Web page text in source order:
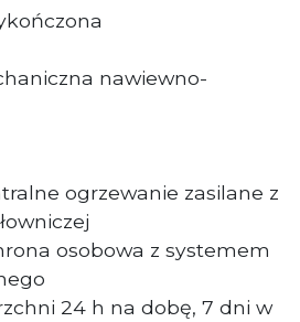
nawiewno-
ogrzewanie zasilane z
osobowa z systemem
24 h na dobę, 7 dni w